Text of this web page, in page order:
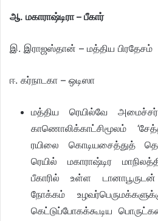
ஆ. மகாராஷ்டிரா – பீகார்
இ. இராஜஸ்தான் – மத்திய பிரதேசம்
ஈ. கர்நாடகா – ஒடிஸா
மத்திய ரெயில்வே
காணொலிக்காட்சிமூலம்
ரயிலை கொடியசைத்துத்
ரெயில் மகாராஷ்டிர
பீகாரில் உள்ள
நோக்கம்
கெட்டுப்போகக்கூடிய